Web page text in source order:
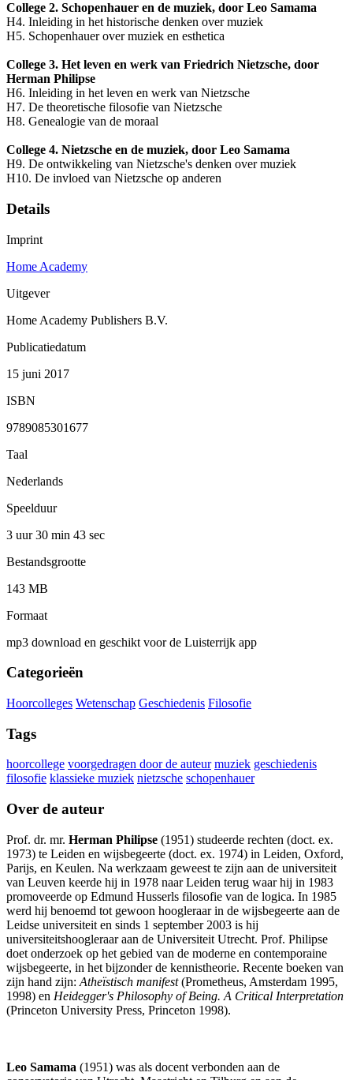
College 2. Schopenhauer en de muziek, door Leo Samama
H4. Inleiding in het historische denken over muziek
H5. Schopenhauer over muziek en esthetica
College 3. Het leven en werk van Friedrich Nietzsche, door
Herman Philipse
H6. Inleiding in het leven en werk van Nietzsche
H7. De theoretische filosofie van Nietzsche
H8. Genealogie van de moraal
College 4. Nietzsche en de muziek, door Leo Samama
H9. De ontwikkeling van Nietzsche's denken over muziek
H10. De invloed van Nietzsche op anderen
Details
Imprint
Home Academy
Uitgever
Home Academy Publishers B.V.
Publicatiedatum
15 juni 2017
ISBN
9789085301677
Taal
Nederlands
Speelduur
3 uur 30 min 43 sec
Bestandsgrootte
143 MB
Formaat
mp3 download en geschikt voor de Luisterrijk app
Categorieën
Hoorcolleges Wetenschap Geschiedenis Filosofie
Tags
hoorcollege voorgedragen door de auteur muziek geschiedenis
filosofie klassieke muziek nietzsche schopenhauer
Over de auteur
Prof. dr. mr. Herman Philipse (1951) studeerde rechten (doct. ex.
1973) te Leiden en wijsbegeerte (doct. ex. 1974) in Leiden, Oxford,
Parijs, en Keulen. Na werkzaam geweest te zijn aan de universiteit
van Leuven keerde hij in 1978 naar Leiden terug waar hij in 1983
promoveerde op Edmund Husserls filosofie van de logica. In 1985
werd hij benoemd tot gewoon hoogleraar in de wijsbegeerte aan de
Leidse universiteit en sinds 1 september 2003 is hij
universiteitshoogleraar aan de Universiteit Utrecht. Prof. Philipse
doet onderzoek op het gebied van de moderne en contemporaine
wijsbegeerte, in het bijzonder de kennistheorie. Recente boeken van
zijn hand zijn: Atheïstisch manifest(Prometheus, Amsterdam 1995,
1998) en Heidegger's Philosophy of Being. A Critical Interpretation
(Princeton University Press, Princeton 1998).
Leo Samama (1951) was als docent verbonden aan de